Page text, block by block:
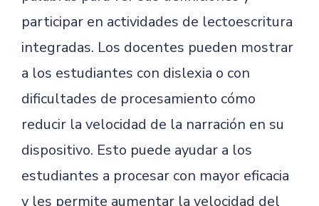
participar en actividades de lectoescritura
integradas. Los docentes pueden mostrar
a los estudiantes con dislexia o con
dificultades de procesamiento cómo
reducir la velocidad de la narración en su
dispositivo. Esto puede ayudar a los
estudiantes a procesar con mayor eficacia
y les permite aumentar la velocidad del